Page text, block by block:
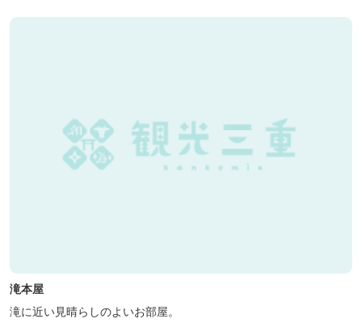
滝本屋
滝に近い見晴らしのよいお部屋。